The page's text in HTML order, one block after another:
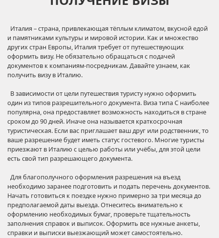
Италия – страна, привлекающая тёплым климатом, вкусной едой
и памятниками культуры и мировой истории. Как и множество
других стран Европы, Италия требует от путешествующих
оформить визу. Не обязательно обращаться с подачей
документов к компаниям-посредникам. Давайте узнаем, как
получить визу в Италию.
В зависимости от цели путешествия туристу нужно оформить
один из типов разрешительного документа. Виза типа С наиболее
популярна, она предоставляет возможность находиться в стране
сроком до 90 дней. Иначе она называется краткосрочная
туристическая. Если вас приглашает ваш друг или родственник, то
ваше разрешение будет иметь статус гостевого. Многие туристы
приезжают в Италию с целью работы или учёбы, для этой цели
есть свой тип разрешающего документа.
Для благополучного оформления разрешения на въезд
необходимо заранее подготовить и подать перечень документов.
Начать готовиться к поездке нужно примерно за три месяца до
предполагаемой даты выезда. Отнеситесь внимательно к
оформлению необходимых бумаг, проверьте тщательность
заполнения справок и выписок. Оформить все нужные анкеты,
справки и выписки выезжающий может самостоятельно.